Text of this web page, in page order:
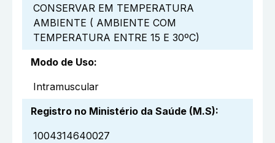
CONSERVAR EM TEMPERATURA
AMBIENTE ( AMBIENTE COM
TEMPERATURA ENTRE 15 E 30ºC)
Modo de Uso:
Intramuscular
Registro no Ministério da Saúde (M.S):
1004314640027